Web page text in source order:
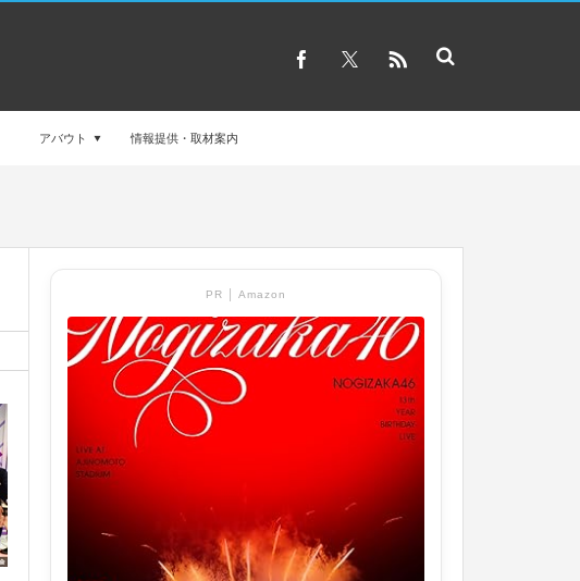
アバウト 情報提供・取材案内
PR │ Amazon